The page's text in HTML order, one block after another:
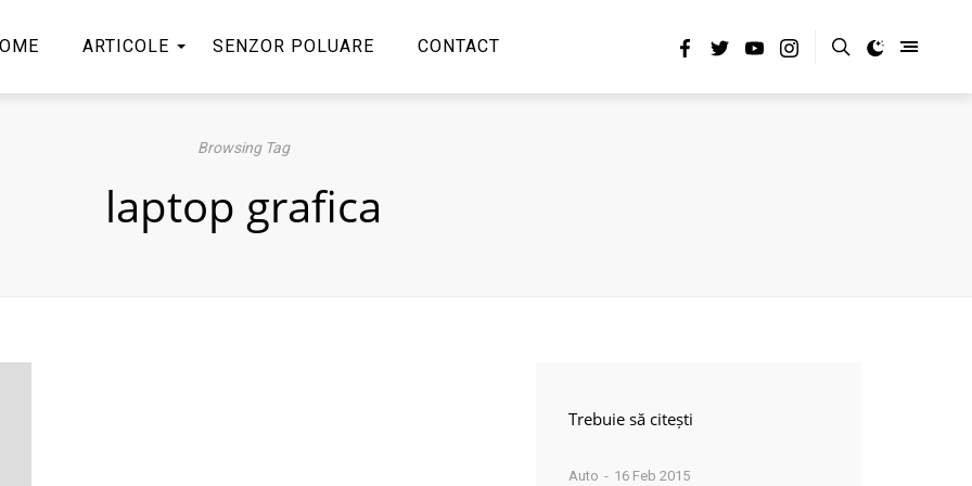
ARTICOLE SENZOR POLUARE CONTACT
Browsing Tag
laptop grafica
Trebuie să citești
Auto 16 Feb 2015